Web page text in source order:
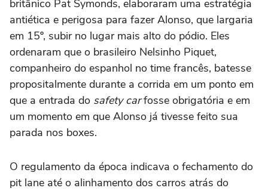
britânico Pat Symonds, elaboraram uma estratégia
antiética e perigosa para fazer Alonso, que largaria
em 15º, subir no lugar mais alto do pódio. Eles
ordenaram que o brasileiro Nelsinho Piquet,
companheiro do espanhol no time francês, batesse
propositalmente durante a corrida em um ponto em
que a entrada do safety carfosse obrigatória e em
um momento em que Alonso já tivesse feito sua
parada nos boxes.
O regulamento da época indicava o fechamento do
pit lane até o alinhamento dos carros atrás do